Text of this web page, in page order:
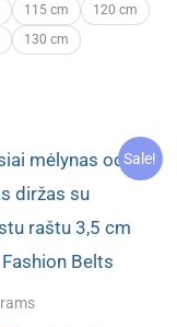
115 cm
120 cm
130 cm
Sale!